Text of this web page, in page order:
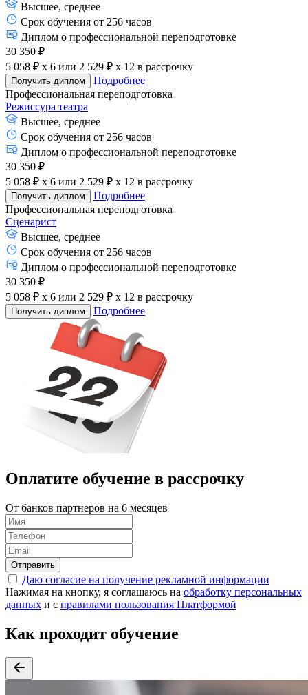
Высшее, среднее
Срок обучения от 256 часов
Диплом о профессиональной переподготовке
30 350 ₽
5 058 ₽ x 6 или 2 529 ₽ x 12 в рассрочку
Получить диплом
Подробнее
Профессиональная переподготовка
Режиссура театра
Высшее, среднее
Срок обучения от 256 часов
Диплом о профессиональной переподготовке
30 350 ₽
5 058 ₽ x 6 или 2 529 ₽ x 12 в рассрочку
Получить диплом
Подробнее
Профессиональная переподготовка
Сценарист
Высшее, среднее
Срок обучения от 256 часов
Диплом о профессиональной переподготовке
30 350 ₽
5 058 ₽ x 6 или 2 529 ₽ x 12 в рассрочку
Получить диплом Подробнее
Оплатите обучение в рассрочку
От банков партнеров на 6 месяцев
Отправить
Даю согласие на получение рекламной информации
Нажимая на кнопку, я соглашаюсь на обработку персональных
данных и с правилами пользования Платформой
Как проходит обучение